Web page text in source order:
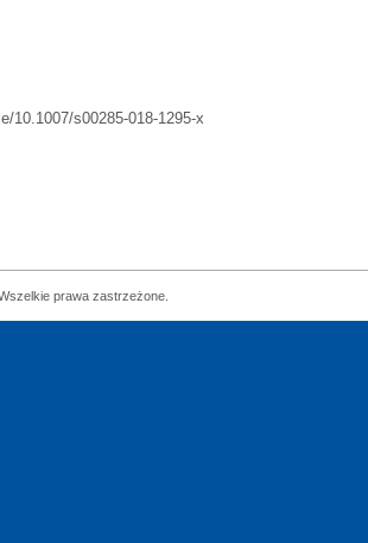
10.1007/s00285-018-1295-x
prawa zastrzeżone.